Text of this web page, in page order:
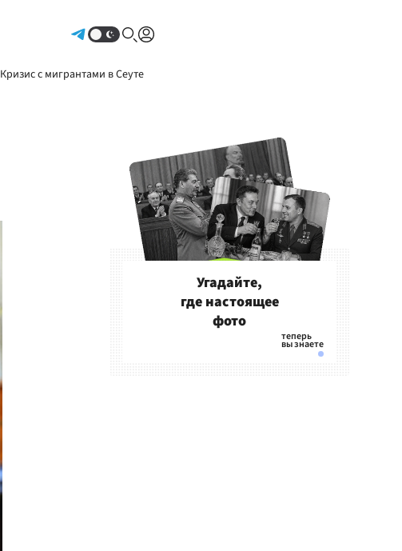
Кризис с мигрантами в Сеуте
Угадайте,
где настоящее
фото